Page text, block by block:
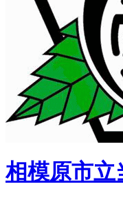
相模原市立